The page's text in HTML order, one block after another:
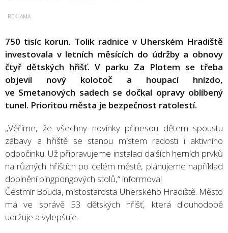
750 tisíc korun. Tolik radnice v Uherském Hradiště
investovala v letních měsících do údržby a obnovy
čtyř dětských hřišť. V parku Za Plotem se třeba
objevil nový kolotoč a houpací hnízdo,
ve Smetanových sadech se dočkal opravy oblíbený
tunel. Prioritou města je bezpečnost ratolestí.
„Věříme, že všechny novinky přinesou dětem spoustu
zábavy a hřiště se stanou místem radosti i aktivního
odpočinku. Už připravujeme instalaci dalších herních prvků
na různých hřištích po celém městě, plánujeme například
doplnění pingpongových stolů,“ informoval
Čestmír Bouda, místostarosta Uherského Hradiště. Město
má ve správě 53 dětských hřišť, která dlouhodobě
udržuje a vylepšuje.